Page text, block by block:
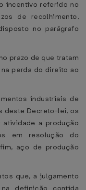
incentivo referido no
de recolhimento,
no parágrafo
prazo de que tratam
perda do direito ao
industriais de
deste Decreto-lei, os
a produção
em resolução do
aço de produção
que, a julgamento
na definição contida